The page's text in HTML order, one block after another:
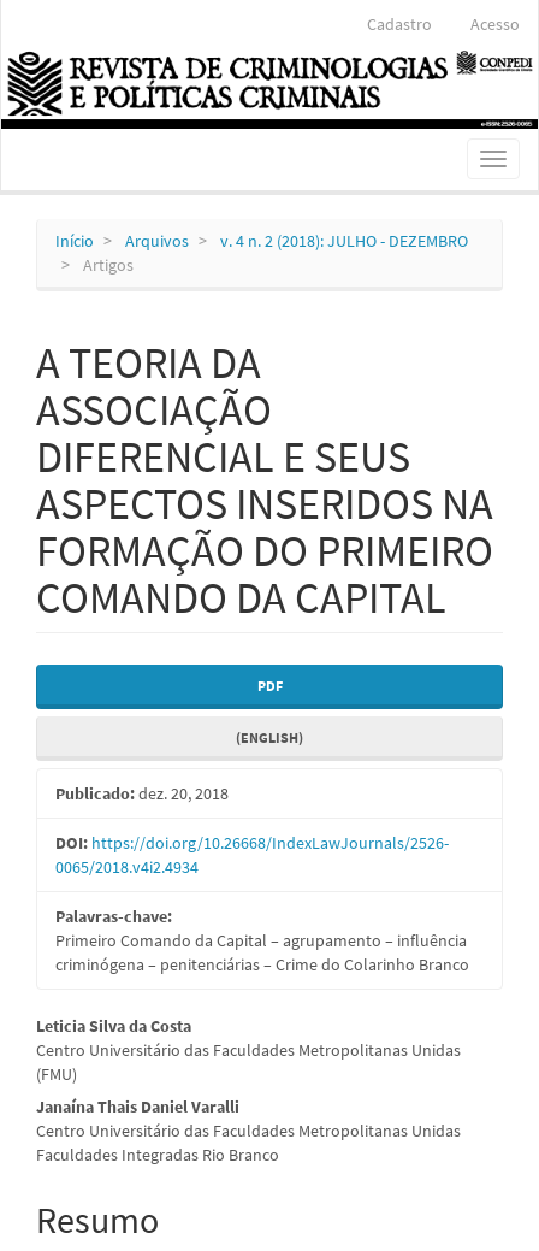
Conteúdo
principal
Barra
Lateral
Cadastro Acesso
Toggle
Início Arquivos
v. 4 n. 2 (2018): JULHO - DEZEMBRO
Artigos
A TEORIA DA
ASSOCIAÇÃO
DIFERENCIAL E SEUS
ASPECTOS INSERIDOS NA
FORMAÇÃO DO PRIMEIRO
COMANDO DA CAPITAL
Barra
lateral
de
artigos
PDF
(ENGLISH)
Publicado:dez. 20, 2018
DOI: https://doi.org/10.26668/IndexLawJournals/2526-
0065/2018.v4i2.4934
Palavras-chave:
Primeiro Comando da Capital – agrupamento – influência
criminógena – penitenciárias – Crime do Colarinho Branco
Conteúdo
do
artigo
principal
Leticia Silva da Costa
Centro Universitário das Faculdades Metropolitanas Unidas
(FMU)
Janaína Thais Daniel Varalli
Centro Universitário das Faculdades Metropolitanas Unidas
Faculdades Integradas Rio Branco
Resumo